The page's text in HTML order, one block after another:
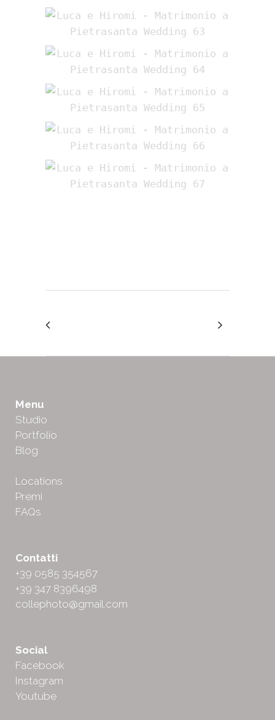
Menu
Studio
Portfolio
Blog
Locations
Premi
FAQs
Contatti
+39 0585 354567
+39 347 8396498
collephoto@gmail.com
Social
Facebook
Instagram
Youtube